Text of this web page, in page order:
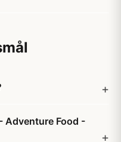
Adventure Food -